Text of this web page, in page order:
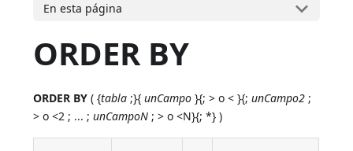
En esta página
ORDER BY
ORDER BY ( {tabla ;}{unCampo }{; > o < }{;unCampo2 ;
> o <2 ; ... ;unCampoN ; > o <N}{; *} )